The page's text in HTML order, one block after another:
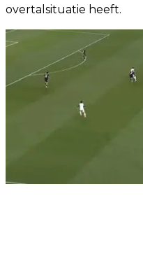
overtalsituatie heeft.